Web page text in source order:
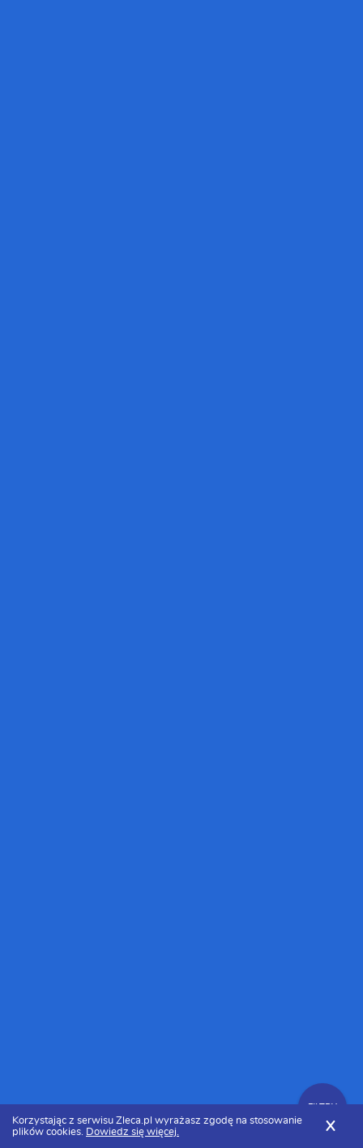
FILTRY
Korzystając z serwisu Zleca.pl wyrażasz zgodę na stosowanie
plików cookies. Dowiedz się więcej. X